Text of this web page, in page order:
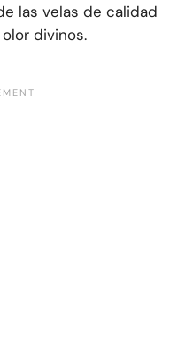
las velas de calidad
divinos.